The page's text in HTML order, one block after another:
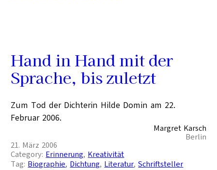
Hand in Hand mit der
Sprache, bis zuletzt
Zum Tod der Dichterin Hilde Domin am 22.
Februar 2006.
Margret Karsch
Berlin
21. März 2006
Category: Erinnerung, Kreativität
Tag: Biographie, Dichtung, Literatur, Schriftsteller